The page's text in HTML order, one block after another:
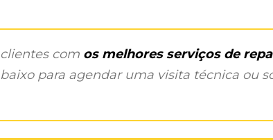
com os melhores serviços de
para agendar uma visita técnica ou